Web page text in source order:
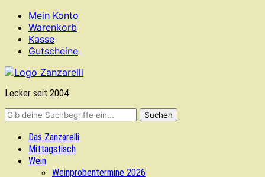
Mein Konto
Warenkorb
Kasse
Gutscheine
Lecker seit 2004
Das Zanzarelli
Mittagstisch
Wein
Weinprobentermine 2026